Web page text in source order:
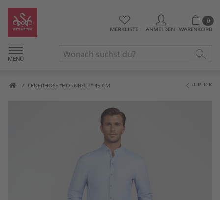
MERKLISTE ANMELDEN
0
WARENKORB
MENÜ
LEDERHOSE "HORNBECK" 45 CM ZURÜCK
Artikelbilder überspringen